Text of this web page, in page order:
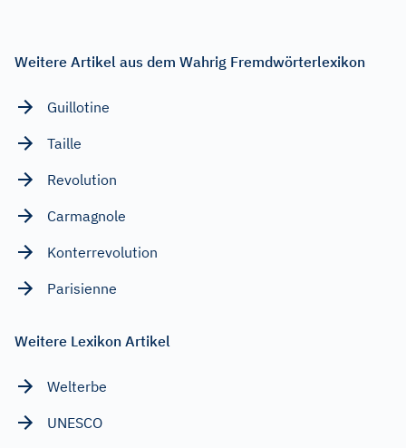
Weitere Artikel aus dem Wahrig Fremdwörterlexikon
Guillotine
Taille
Revolution
Carmagnole
Konterrevolution
Parisienne
Weitere Lexikon Artikel
Welterbe
UNESCO